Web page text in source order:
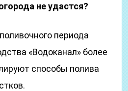
не удастся?
периода
«Водоканал» более
способы полива